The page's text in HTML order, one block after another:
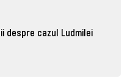
despre cazul Ludmilei